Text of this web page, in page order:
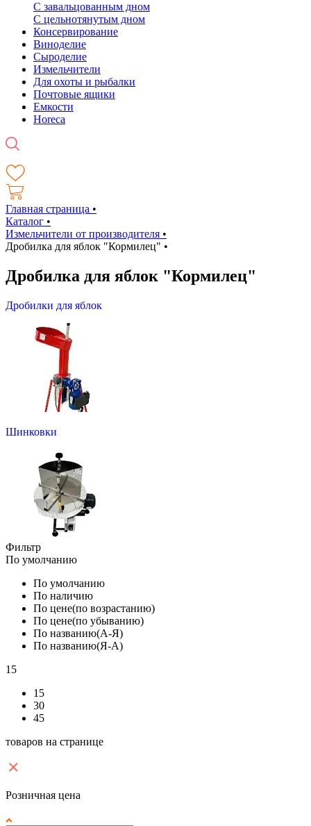
С завальцованным дном
С цельнотянутым дном
Консервирование
Виноделие
Сыроделие
Измельчители
Для охоты и рыбалки
Почтовые ящики
Емкости
Horeca
Главная страница •
Каталог •
Измельчители от производителя •
Дробилка для яблок "Кормилец" •
Дробилка для яблок "Кормилец"
Дробилки для яблок
Шинковки
Фильтр
По умолчанию
По умолчанию
По наличию
По цене(по возрастанию)
По цене(по убыванию)
По названию(А-Я)
По названию(Я-А)
15
15
30
45
товаров на странице
Розничная цена